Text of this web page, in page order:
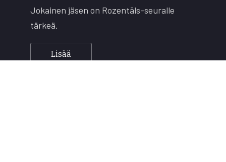
Jokainen jäsen on Rozentāls-seuralle
tärkeä.
Lisää